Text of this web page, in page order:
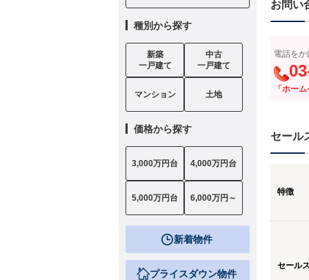
お問い
電話を
「ホー
セール
特徴
セール
種別から探す
新築
一戸建て
中古
一戸建て
マンション 土地
価格から探す
3,000万円台 4,000万円台
5,000万円台 6,000万円～
新着物件
プライスダウン物件